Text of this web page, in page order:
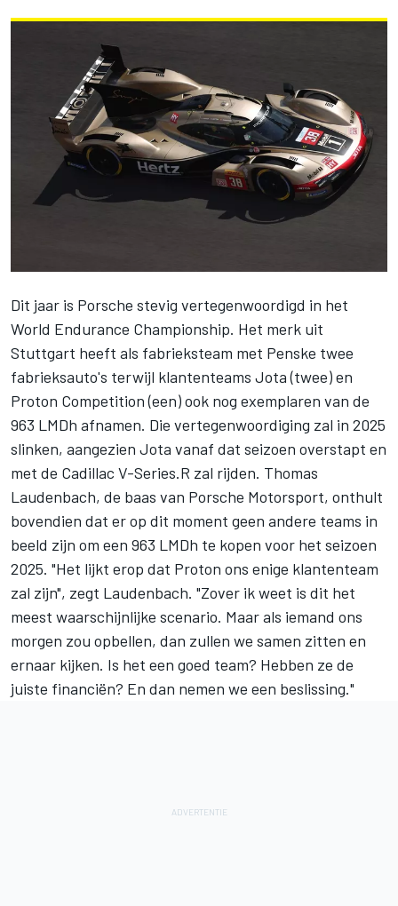
Dit jaar is Porsche stevig vertegenwoordigd in het
World Endurance Championship. Het merk uit
Stuttgart heeft als fabrieksteam met Penske twee
fabrieksauto's terwijl klantenteams Jota (twee) en
Proton Competition(een) ook nog exemplaren van de
963 LMDh afnamen. Die vertegenwoordiging zal in 2025
slinken, aangezien Jota vanaf dat seizoen overstapt en
met de Cadillac V-Series.R zal rijden. Thomas
Laudenbach, de baas van Porsche Motorsport, onthult
bovendien dat er op dit moment geen andere teams in
beeld zijn om een 963 LMDh te kopen voor het seizoen
2025. "Het lijkt erop dat Proton ons enige klantenteam
zal zijn", zegt Laudenbach. "Zover ik weet is dit het
meest waarschijnlijke scenario. Maar als iemand ons
morgen zou opbellen, dan zullen we samen zitten en
ernaar kijken. Is het een goed team? Hebben ze de
juiste financiën? En dan nemen we een beslissing."